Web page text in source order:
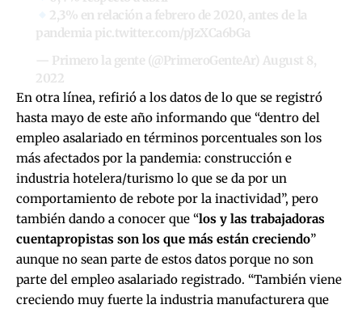
2,3% en relación a febrero de 2020, antes de la
pandemia pic.twitter.com/pJzXCa6bGa
— Primero la gente (@PrimeroGenteAr) August 8,
2022
En otra línea, refirió a los datos de lo que se registró
hasta mayo de este año informando que “dentro del
empleo asalariado en términos porcentuales son los
más afectados por la pandemia: construcción e
industria hotelera/turismo lo que se da por un
comportamiento de rebote por la inactividad”, pero
también dando a conocer que “los y las trabajadoras
cuentapropistas son los que más están creciendo”
aunque no sean parte de estos datos porque no son
parte del empleo asalariado registrado. “También viene
creciendo muy fuerte la industria manufacturera que